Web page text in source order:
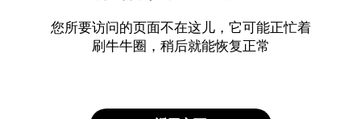
您所要访问的页面不在这儿，它可能正忙着
刷牛牛圈，稍后就能恢复正常